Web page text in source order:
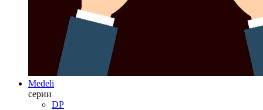
Medeli
серии
DP